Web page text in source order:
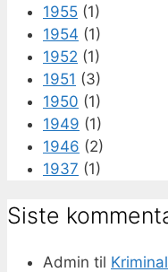
1955 (1)
1954 (1)
1952 (1)
1951 (3)
1950 (1)
1949 (1)
1946 (2)
1937 (1)
Siste
Admin til